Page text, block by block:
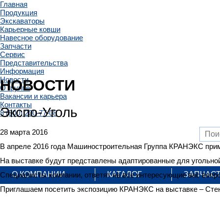
Главная
Продукция
Экскаваторы
Карьерные ковши
Навесное оборудование
Запчасти
Сервис
Представительства
Информация
Новости
О группе
Вакансии и карьера
Контакты
8 (800) 200-77-08
О КОМПАНИИ КАТАЛОГ
НОВОСТИ
Экспо-Уголь
28 марта 2016
В апреле 2016 года Машиностроительная Группа КРАНЭКС
На выставке будут представлены адаптированные для
Специалисты компании, ответят на все интересующие вас
Приглашаем посетить экспозицию КРАНЭКС на выставке –